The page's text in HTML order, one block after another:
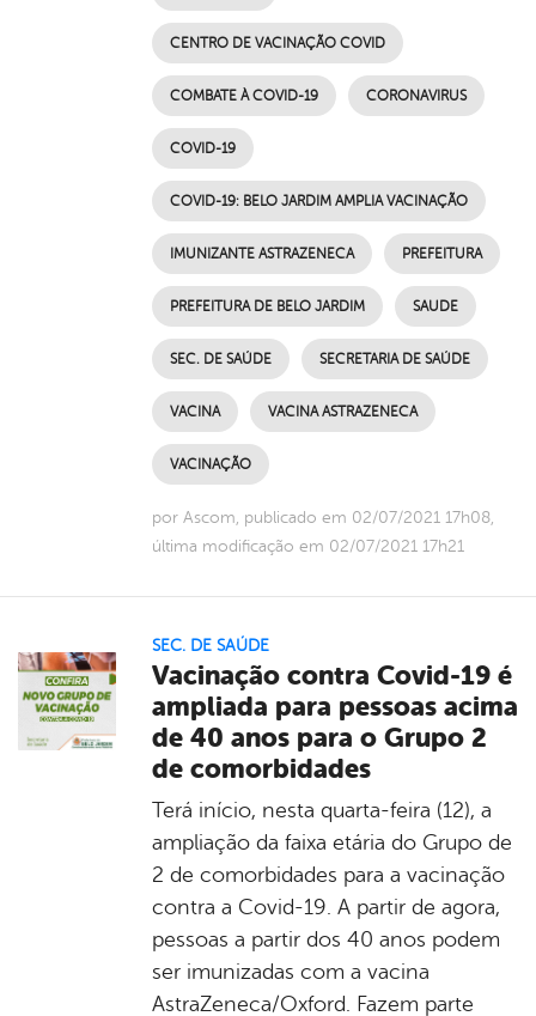
CENTRO DE VACINAÇÃO COVID
COMBATE À COVID-19 CORONAVIRUS
COVID-19
COVID-19: BELO JARDIM AMPLIA VACINAÇÃO
IMUNIZANTE ASTRAZENECA PREFEITURA
PREFEITURA DE BELO JARDIM SAUDE
SEC. DE SAÚDE SECRETARIA DE SAÚDE
VACINA VACINA ASTRAZENECA
VACINAÇÃO
por Ascom, publicado em 02/07/2021 17h08,
última modificação em 02/07/2021 17h21
SEC. DE SAÚDE
Vacinação contra Covid-19 é
ampliada para pessoas acima
de 40 anos para o Grupo 2
de comorbidades
Terá início, nesta quarta-feira (12), a
ampliação da faixa etária do Grupo de
2 de comorbidades para a vacinação
contra a Covid-19. A partir de agora,
pessoas a partir dos 40 anos podem
ser imunizadas com a vacina
AstraZeneca/Oxford. Fazem parte